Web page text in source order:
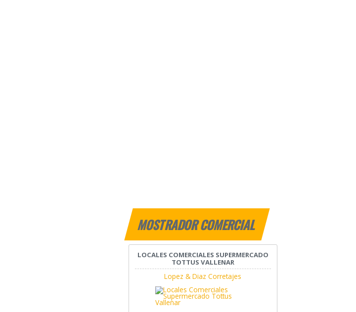
MOSTRADOR COMERCIAL
LOCALES COMERCIALES SUPERMERCADO
TOTTUS VALLENAR
Lopez & Diaz Corretajes